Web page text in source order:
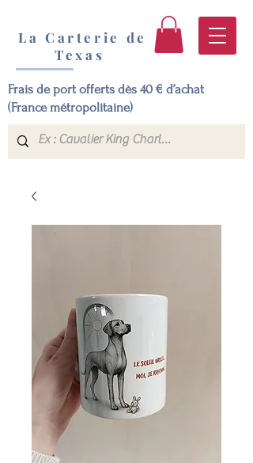
La Carterie de
Texas
Frais de port offerts dès 40 € d’achat
(France métropolitaine)